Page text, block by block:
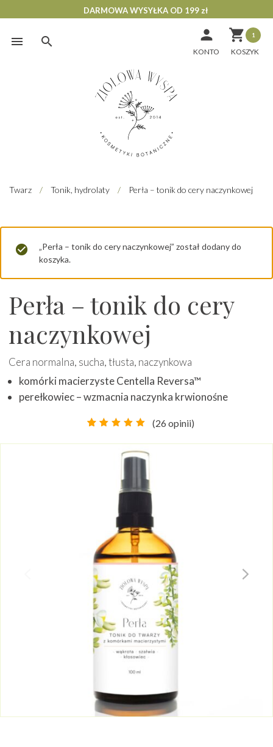
Skip
DARMOWA WYSYŁKA OD 199 zł
 1

KONTO
Twarz / Tonik, hydrolaty / Perła – tonik do cery naczynkowej
„Perła – tonik do cery naczynkowej” został dodany do
koszyka.
Perła – tonik do cery
naczynkowej
Cera normalna, sucha, tłusta, naczynkowa
komórki macierzyste Centella Reversa™
perełkowiec – wzmacnia naczynka krwionośne
5.00na
podstawie
klientów
(26 opinii)